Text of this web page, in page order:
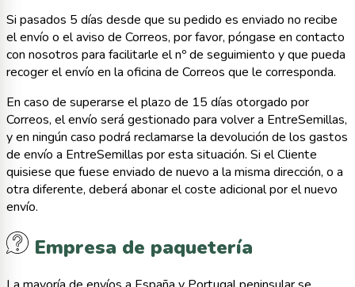
Si pasados 5 días desde que su pedido es enviado no recibe
el envío o el aviso de Correos, por favor, póngase en contacto
con nosotros para facilitarle el nº de seguimiento y que pueda
recoger el envío en la oficina de Correos que le corresponda.
En caso de superarse el plazo de 15 días otorgado por
Correos, el envío será gestionado para volver a EntreSemillas,
y en ningún caso podrá reclamarse la devolución de los gastos
de envío a EntreSemillas por esta situación. Si el Cliente
quisiese que fuese enviado de nuevo a la misma dirección, o a
otra diferente, deberá abonar el coste adicional por el nuevo
envío.
Empresa de paquetería